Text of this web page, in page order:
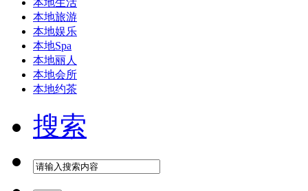
本地旅游
本地娱乐
本地Spa
本地丽人
本地会所
本地约茶
搜索